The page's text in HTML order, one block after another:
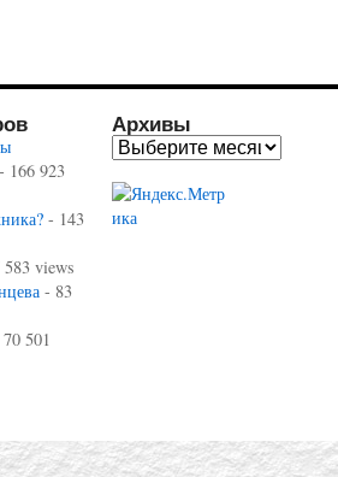
- 166 923
- 143
views
- 83
501
Архивы